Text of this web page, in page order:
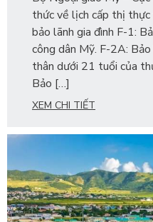
thức về lịch cấp thị
bảo lãnh gia đình F-1:
công dân Mỹ. F-2A:
thân dưới 21 tuổi của
Bảo […]
XEM CHI TIẾT